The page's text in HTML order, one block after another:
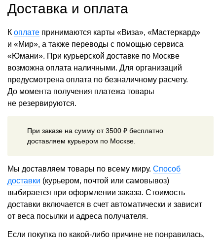
Доставка и оплата
К оплате принимаются карты «Виза», «Мастеркард»
и «Мир», а также переводы с помощью сервиса
«Юмани». При курьерской доставке по Москве
возможна оплата наличными. Для организаций
предусмотрена оплата по безналичному расчету.
До момента получения платежа товары
не резервируются.
При заказе на сумму от 3500 ₽ бесплатно
доставляем курьером по Москве.
Мы доставляем товары по всему миру. Способ
доставки (курьером, почтой или самовывоз)
выбирается при оформлении заказа. Стоимость
доставки включается в счет автоматически и зависит
от веса посылки и адреса получателя.
Если покупка по какой-либо причине не понравилась,